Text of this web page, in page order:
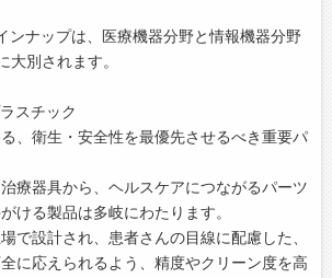
ンナップは、医療機器分野と情報機器分野
別されます。
スチック
、衛生・安全性を最優先させるべき重要パ
療器具から、ヘルスケアにつながるパーツ
ける製品は多岐にわたります。
で設計され、患者さんの目線に配慮した、
に応えられるよう、精度やクリーン度を高